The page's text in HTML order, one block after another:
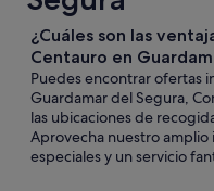
¿Cuáles son las
Centauro en
Puedes encontrar ofertas
Guardamar del Segura,
las ubicaciones de
Aprovecha nuestro
especiales y un servicio